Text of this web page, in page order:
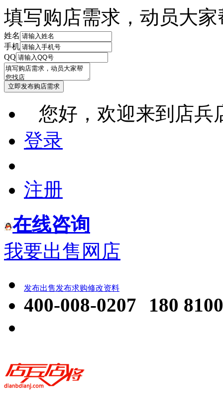
填写购店需求，动员大
姓名
手机
QQ
您好，欢迎来到店兵
登录
注册
在线咨询
我要出售网店
发布出售发布求购修改资料
400-008-0207 180